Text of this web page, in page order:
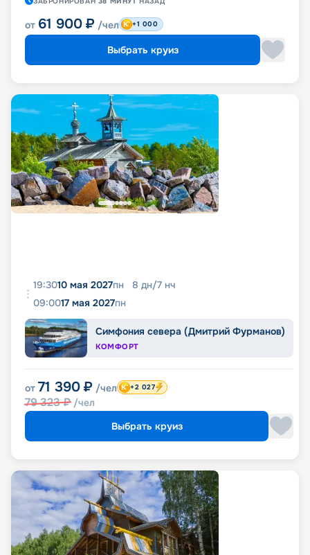
от 61 900 ₽ /чел +1 000
Выбрать круиз
19:3010 мая 2027пн 8 дн/7 нч
09:0017 мая 2027пн
Симфония севера (Дмитрий Фурманов)
КОМФОРТ
от 71 390 ₽ /чел
79 323₽ /чел
+2 027
Выбрать круиз